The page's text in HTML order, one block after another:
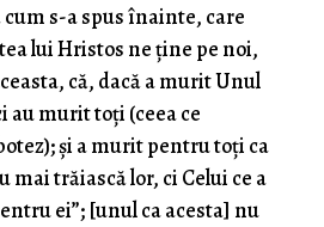
s-a spus înainte, care
lui Hristos ne ţine pe noi,
că, dacă a murit Unul
murit toţi (ceea ce
şi a murit pentru toţi ca
mai trăiască lor, ci Celui ce a
ei”; [unul ca acesta] nu